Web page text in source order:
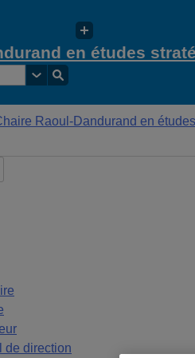
en études
Raoul-Dandurand en
de direction